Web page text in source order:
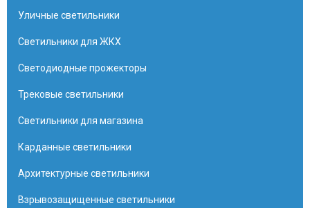
Уличные светильники
Светильники для ЖКХ
Светодиодные прожекторы
Трековые светильники
Светильники для магазина
Карданные светильники
Архитектурные светильники
Взрывозащищенные светильники